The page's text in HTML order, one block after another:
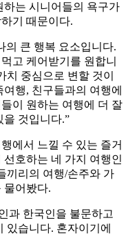
는 시니어들의 욕구가
기 때문이다.
의 큰 행복 요소입니다.
고 케어받기를 원합니
중심으로 변할 것이
행, 친구들과의 여행에
이 원하는 여행에 더 잘
을 것입니다.”
에서 느낄 수 있는 즐거
호하는 네 가지 여행인
끼리의 여행/손주와 가
물어봤다.
과 한국인을 불문하고
있습니다. 혼자이기에